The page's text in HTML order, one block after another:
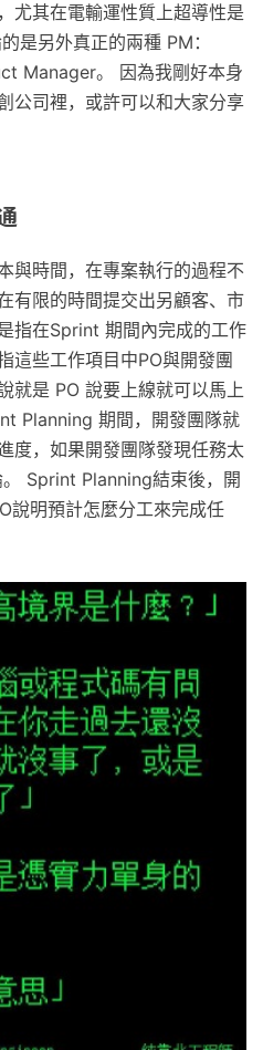
尤其在電輸運性質上超導性是
是另外真正的兩種 PM：
Manager。 因為我剛好本身
公司裡，或許可以和大家分享
與時間，在專案執行的過程不
有限的時間提交出另顧客、市
指在Sprint 期間內完成的工作
這些工作項目中PO與開發團
就是 PO 說要上線就可以馬上
Planning 期間，開發團隊就
度，如果開發團隊發現任務太
Sprint Planning結束後，開
說明預計怎麼分工來完成任